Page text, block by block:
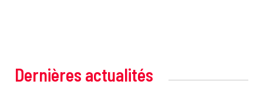
Dernières actualités